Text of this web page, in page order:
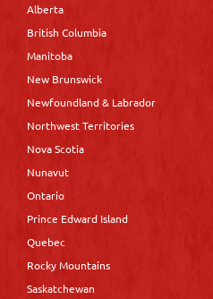
Alberta
British Columbia
Manitoba
New Brunswick
Newfoundland & Labrador
Northwest Territories
Nova Scotia
Nunavut
Ontario
Prince Edward Island
Quebec
Rocky Mountains
Saskatchewan